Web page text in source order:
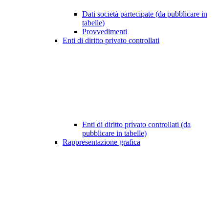
Dati società partecipate (da pubblicare in
tabelle)
Provvedimenti
Enti di diritto privato controllati
Enti di diritto privato controllati (da
pubblicare in tabelle)
Rappresentazione grafica